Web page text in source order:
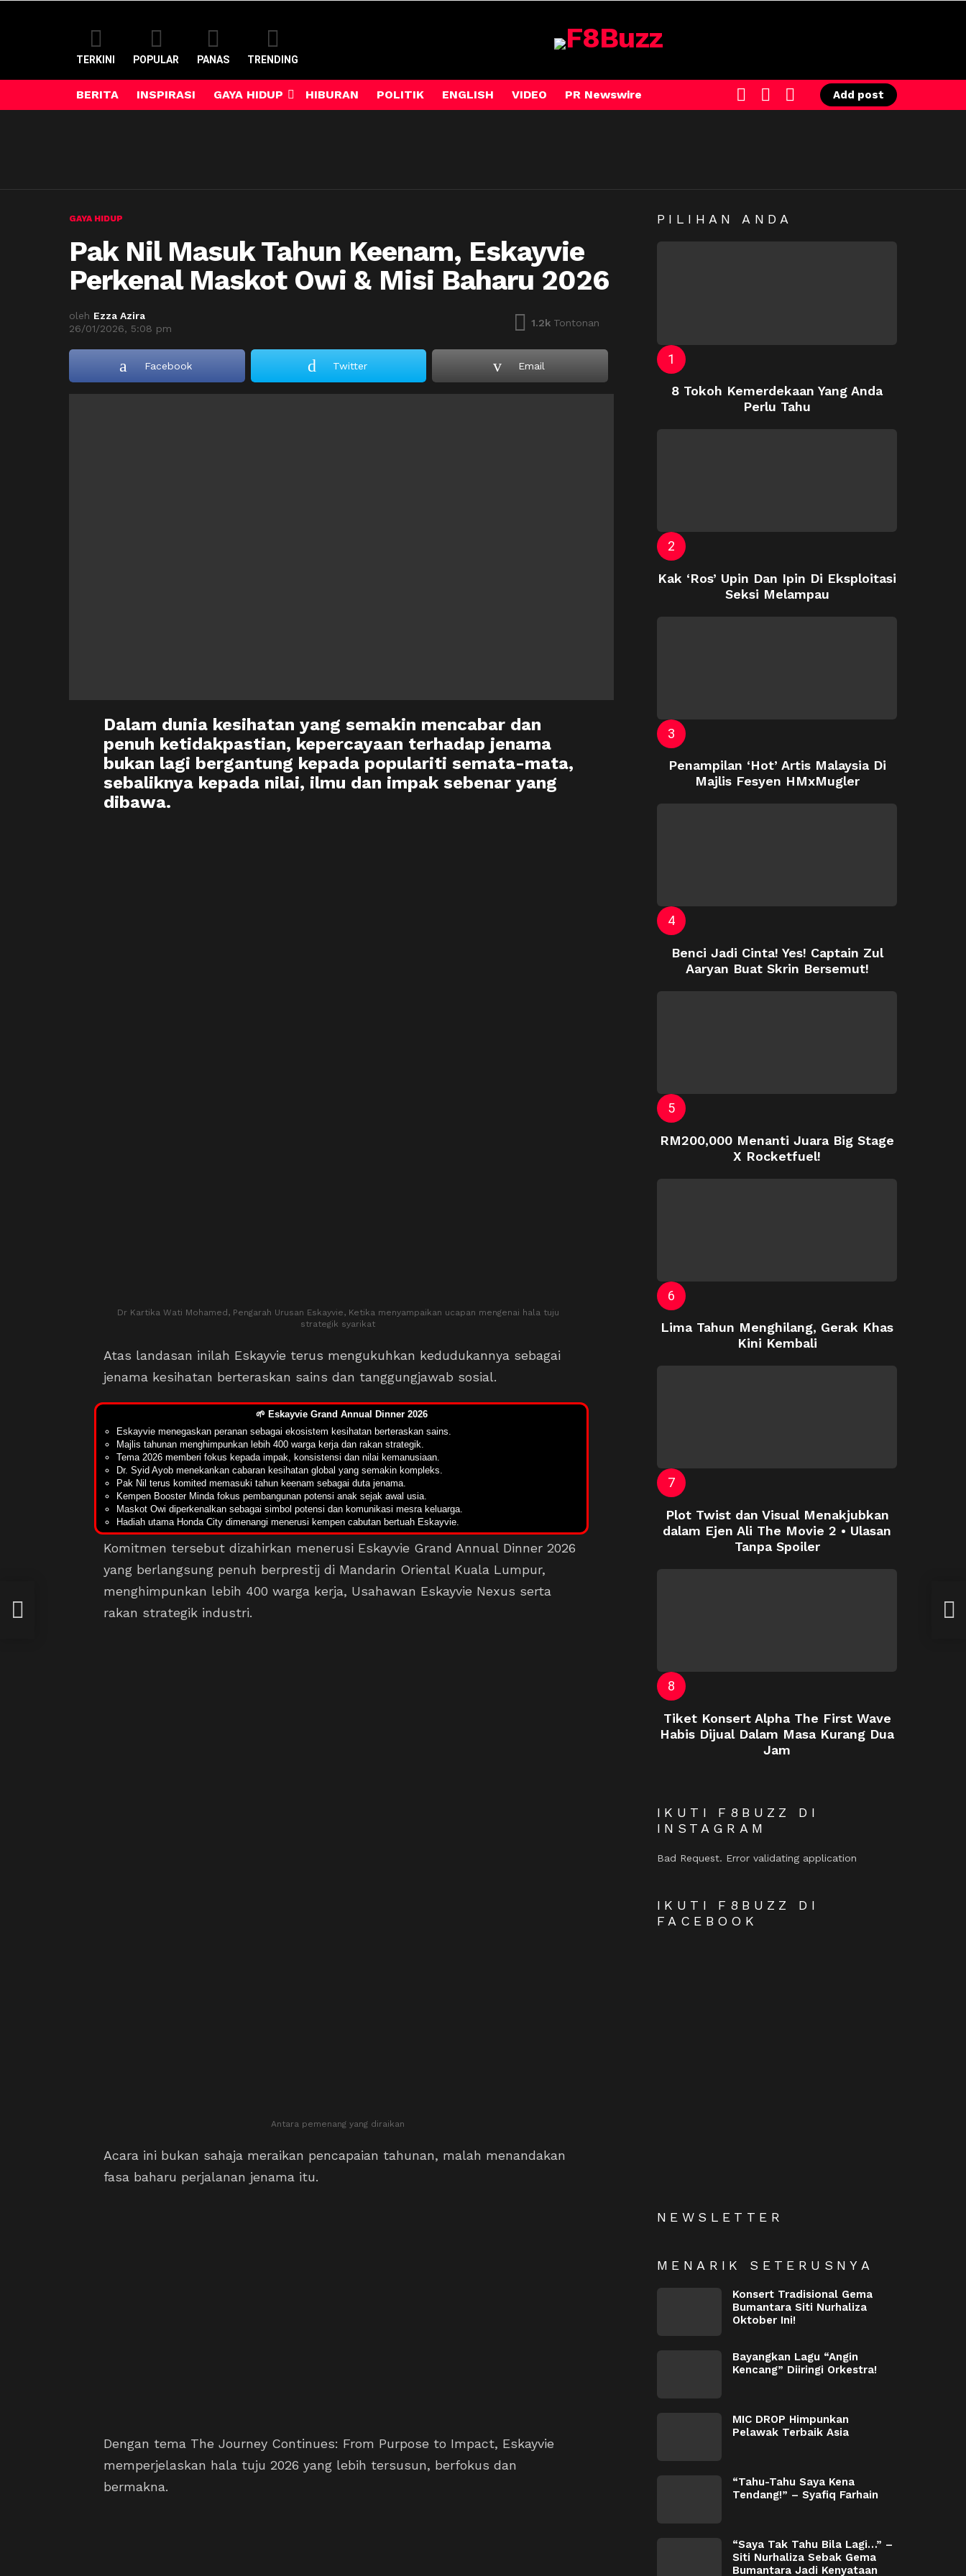
TERKINI POPULAR PANAS TRENDING
BERITA INSPIRASI GAYA HIDUP HIBURAN POLITIK ENGLISH VIDEO PR Newswire
SWITCHSEARCHLOGIN
Add post
GAYA HIDUP
Pak Nil Masuk Tahun Keenam, Eskayvie
Perkenal Maskot Owi & Misi Baharu 2026
oleh Ezza Azira
26/01/2026, 5:08 pm
1.2k Tontonan
Facebook Twitter Email
Dalam dunia kesihatan yang semakin mencabar dan
penuh ketidakpastian, kepercayaan terhadap jenama
bukan lagi bergantung kepada populariti semata-mata,
sebaliknya kepada nilai, ilmu dan impak sebenar yang
dibawa.
Dr Kartika Wati Mohamed, Pengarah Urusan Eskayvie, Ketika menyampaikan ucapan mengenai hala tuju
strategik syarikat
Atas landasan inilah Eskayvie terus mengukuhkan kedudukannya sebagai
jenama kesihatan berteraskan sains dan tanggungjawab sosial.
🌱 Eskayvie Grand Annual Dinner 2026
Eskayvie menegaskan peranan sebagai ekosistem kesihatan berteraskan sains.
Majlis tahunan menghimpunkan lebih 400 warga kerja dan rakan strategik.
Tema 2026 memberi fokus kepada impak, konsistensi dan nilai kemanusiaan.
Dr. Syid Ayob menekankan cabaran kesihatan global yang semakin kompleks.
Pak Nil terus komited memasuki tahun keenam sebagai duta jenama.
Kempen Booster Minda fokus pembangunan potensi anak sejak awal usia.
Maskot Owi diperkenalkan sebagai simbol potensi dan komunikasi mesra keluarga.
Hadiah utama Honda City dimenangi menerusi kempen cabutan bertuah Eskayvie.
Komitmen tersebut dizahirkan menerusi Eskayvie Grand Annual Dinner 2026
yang berlangsung penuh berprestij di Mandarin Oriental Kuala Lumpur,
menghimpunkan lebih 400 warga kerja, Usahawan Eskayvie Nexus serta
rakan strategik industri.
Antara pemenang yang diraikan
Acara ini bukan sahaja meraikan pencapaian tahunan, malah menandakan
fasa baharu perjalanan jenama itu.
Dengan tema The Journey Continues: From Purpose to Impact, Eskayvie
memperjelaskan hala tuju 2026 yang lebih tersusun, berfokus dan
bermakna.
PILIHAN ANDA
8 Tokoh Kemerdekaan Yang Anda
Perlu Tahu
Kak ‘Ros’ Upin Dan Ipin Di Eksploitasi
Seksi Melampau
Penampilan ‘Hot’ Artis Malaysia Di
Majlis Fesyen HMxMugler
Benci Jadi Cinta! Yes! Captain Zul
Aaryan Buat Skrin Bersemut!
RM200,000 Menanti Juara Big Stage
X Rocketfuel!
Lima Tahun Menghilang, Gerak Khas
Kini Kembali
Plot Twist dan Visual Menakjubkan
dalam Ejen Ali The Movie 2 • Ulasan
Tanpa Spoiler
Tiket Konsert Alpha The First Wave
Habis Dijual Dalam Masa Kurang Dua
Jam
IKUTI F8BUZZ DI
INSTAGRAM
Bad Request. Error validating application
IKUTI F8BUZZ DI
FACEBOOK
NEWSLETTER
MENARIK SETERUSNYA
Konsert Tradisional Gema
Bumantara Siti Nurhaliza
Oktober Ini!
Bayangkan Lagu “Angin
Kencang” Diiringi Orkestra!
MIC DROP Himpunkan
Pelawak Terbaik Asia
“Tahu-Tahu Saya Kena
Tendang!” – Syafiq Farhain
“Saya Tak Tahu Bila Lagi…” –
Siti Nurhaliza Sebak Gema
Bumantara Jadi Kenyataan